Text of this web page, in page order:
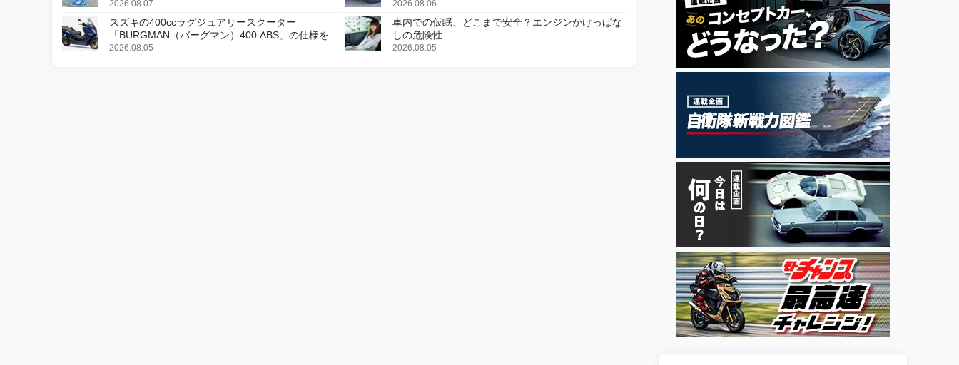
2026.08.07 2026.08.06
スズキの400ccラグジュアリースクーター
「BURGMAN（バーグマン）400 ABS」の仕様を変
更し、8月18日に発売
2026.08.05
車内での仮眠、どこまで安全？エンジンかけっぱな
しの危険性
2026.08.05